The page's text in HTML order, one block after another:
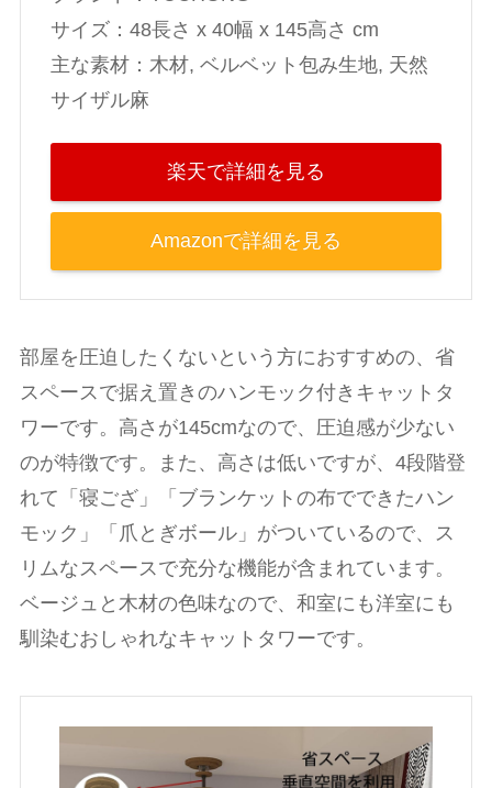
サイズ：‎‎‎48長さ x 40幅 x 145高さ cm
主な素材：‎木材, ベルベット包み生地, 天然
サイザル麻
楽天で詳細を見る
Amazonで詳細を見る
部屋を圧迫したくないという方におすすめの、省
スペースで据え置きのハンモック付きキャットタ
ワーです。高さが145cmなので、圧迫感が少ない
のが特徴です。また、高さは低いですが、4段階登
れて「寝ござ」「ブランケットの布でできたハン
モック」「爪とぎボール」がついているので、ス
リムなスペースで充分な機能が含まれています。
ベージュと木材の色味なので、和室にも洋室にも
馴染むおしゃれなキャットタワーです。